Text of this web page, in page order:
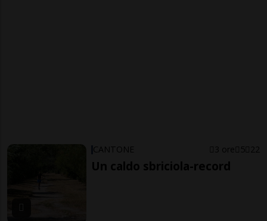
CANTONE 3 ore 5 22
Un caldo sbriciola-record